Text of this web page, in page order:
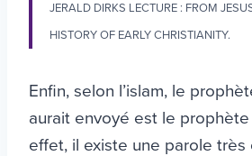
JERALD DIRKS LECTURE : FROM
HISTORY OF EARLY CHRISTIANITY.
Enfin, selon l’islam, le
aurait envoyé est le prophète
effet, il existe une parole très